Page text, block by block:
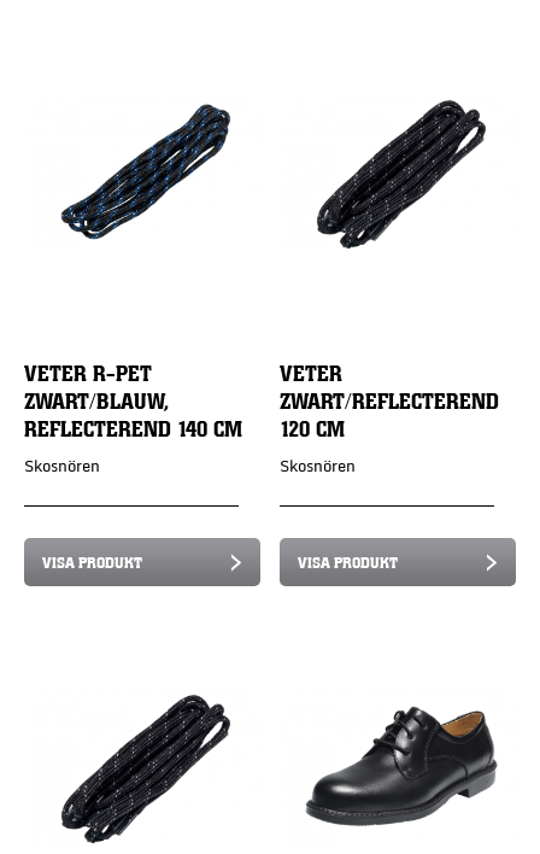
VETER R-PET
ZWART/BLAUW,
REFLECTEREND 140 CM
Skosnören
VISA PRODUKT
VETER
ZWART/REFLECTEREND
120 CM
Skosnören
VISA PRODUKT